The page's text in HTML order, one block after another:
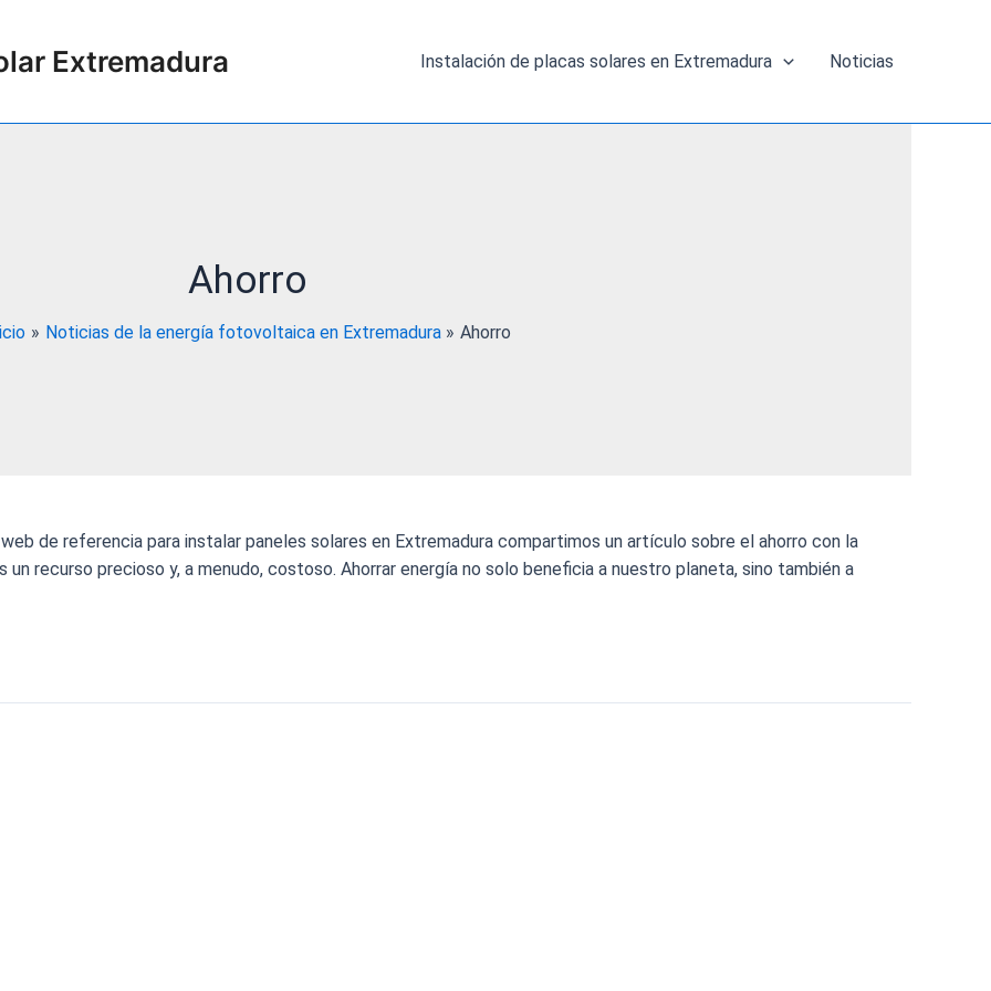
Extremadura Instalación de placas solares en Extremadura Noticias
Ahorro
Noticias de la energía fotovoltaica en Extremadura Ahorro
de referencia para instalar paneles solares en Extremadura compartimos un artículo sobre el ahorro con la
un recurso precioso y, a menudo, costoso. Ahorrar energía no solo beneficia a nuestro planeta, sino también a